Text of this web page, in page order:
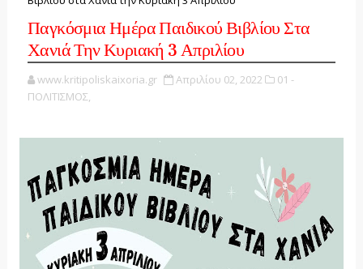
Παγκόσμια Ημέρα Παιδικού Βιβλίου Στα
Χανιά Την Κυριακή 3 Απριλίου
www.kritipoliskaixoria.gr Απριλίου 02, 2022
01 -
ΠΟΛΙΤΙΣΜΟΣ,